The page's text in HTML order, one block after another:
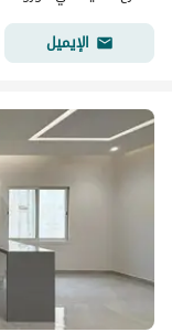
الإيميل